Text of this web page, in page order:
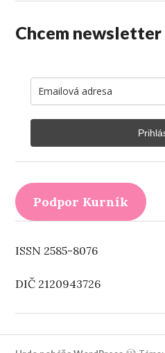
Chcem newsletter
Podpor Kurník
ISSN 2585-8076
DIČ 2120943726